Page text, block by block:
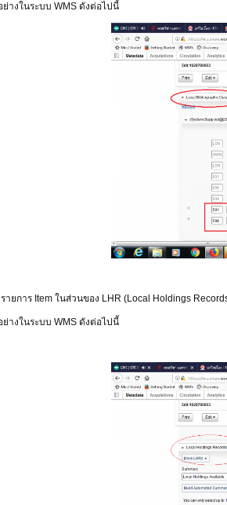
ย่างในระบบ WMS ดังต่อไปนี้
รายการ Item ในส่วนของ LHR (Local Holdings
ย่างในระบบ WMS ดังต่อไปนี้